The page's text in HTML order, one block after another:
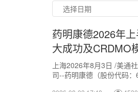
26
27
28
29
30
31
1
2
3
4
5
6
7
8
9
10
11
12
13
14
15
16
17
18
19
20
21
22
23
24
25
26
27
28
29
30
31
1
2
3
4
5
药明康德2026年
大成功及CRDMO
上海2026年8月3日 /美通
司--药明康德（股份代码